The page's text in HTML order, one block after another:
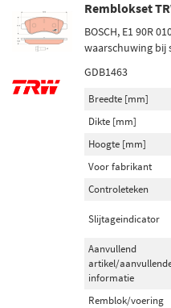
Remblokset
BOSCH, E1 90R
waarschuwing bij
GDB1463
Breedte [mm]
Dikte [mm]
Hoogte [mm]
Voor fabrikant
Controleteken
Slijtageindicator
Aanvullend
artikel/
informatie
Remblok/voering